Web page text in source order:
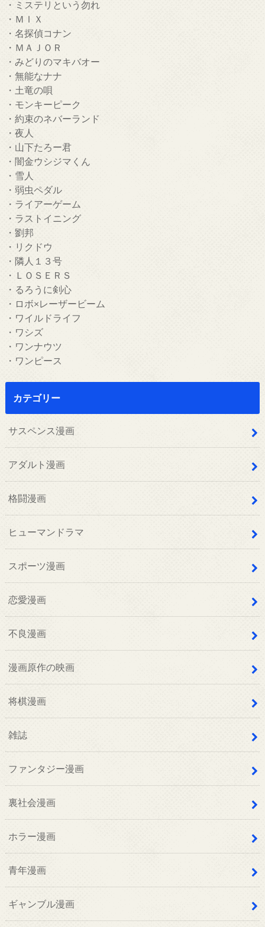
・ミステリという勿れ
・ＭＩＸ
・名探偵コナン
・ＭＡＪＯＲ
・みどりのマキバオー
・無能なナナ
・土竜の唄
・モンキーピーク
・約束のネバーランド
・夜人
・山下たろー君
・闇金ウシジマくん
・雪人
・弱虫ペダル
・ライアーゲーム
・ラストイニング
・劉邦
・リクドウ
・隣人１３号
・ＬＯＳＥＲＳ
・るろうに剣心
・ロボ×レーザービーム
・ワイルドライフ
・ワシズ
・ワンナウツ
・ワンピース
カテゴリー
サスペンス漫画
アダルト漫画
格闘漫画
ヒューマンドラマ
スポーツ漫画
恋愛漫画
不良漫画
漫画原作の映画
将棋漫画
雑誌
ファンタジー漫画
裏社会漫画
ホラー漫画
青年漫画
ギャンブル漫画